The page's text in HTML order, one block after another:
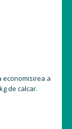
economisirea a
de calcar.